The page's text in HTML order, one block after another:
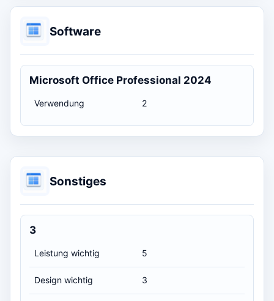
Software
Microsoft Office Professional 2024
Verwendung 2
Sonstiges
3
Leistung wichtig 5
Design wichtig 3